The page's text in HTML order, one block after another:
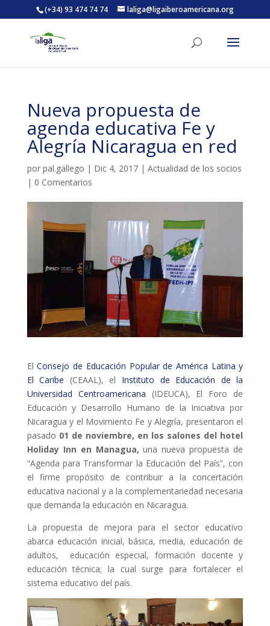
(+34) 93 474 74 74 laliga@ligaiberoamericana.org
Nueva propuesta de
agenda educativa Fe y
Alegría Nicaragua en red
por pal.gallego | Dic 4, 2017| Actualidad de los socios
| 0 Comentarios
ElConsejo de Educación Popular de América Latina y
El Caribe (CEAAL), el Instituto de Educación de la
Universidad Centroamericana (IDEUCA), El Foro de
Educación y Desarrollo Humano de la Iniciativa por
Nicaragua y el Movimiento Fe y Alegría, presentaron el
pasado 01 de noviembre, en los salones del hotel
Holiday Inn en Managua, una nueva propuesta de
“Agenda para Transformar la Educación del País”, con
el firme propósito de contribuir a la concertación
educativa nacional y a la complementariedad necesaria
que demanda la educación en Nicaragua.
La propuesta de mejora para el sector educativo
abarca educación inicial, básica, media, educación de
adultos, educación especial, formación docente y
educación técnica; la cual surge para fortalecer el
sistema educativo del país.
ACTIVITATS D'ESTIU
MÓN ESCOLAR
ALBERG CENTRE ESPLAI
FORMACIÓ
CASES DE COLÒNIES
ACCIÓ SOCIAL I JOVES
ESPLAIS
SUPORT TERCER SECTOR
CONEIX FUNDESPLAI
La Fundació
L'equip
Missió i valors
Els comptes clars